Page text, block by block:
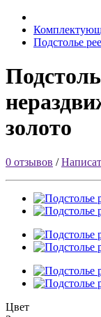
Подстолье
золото
0 отзывов /
Цвет